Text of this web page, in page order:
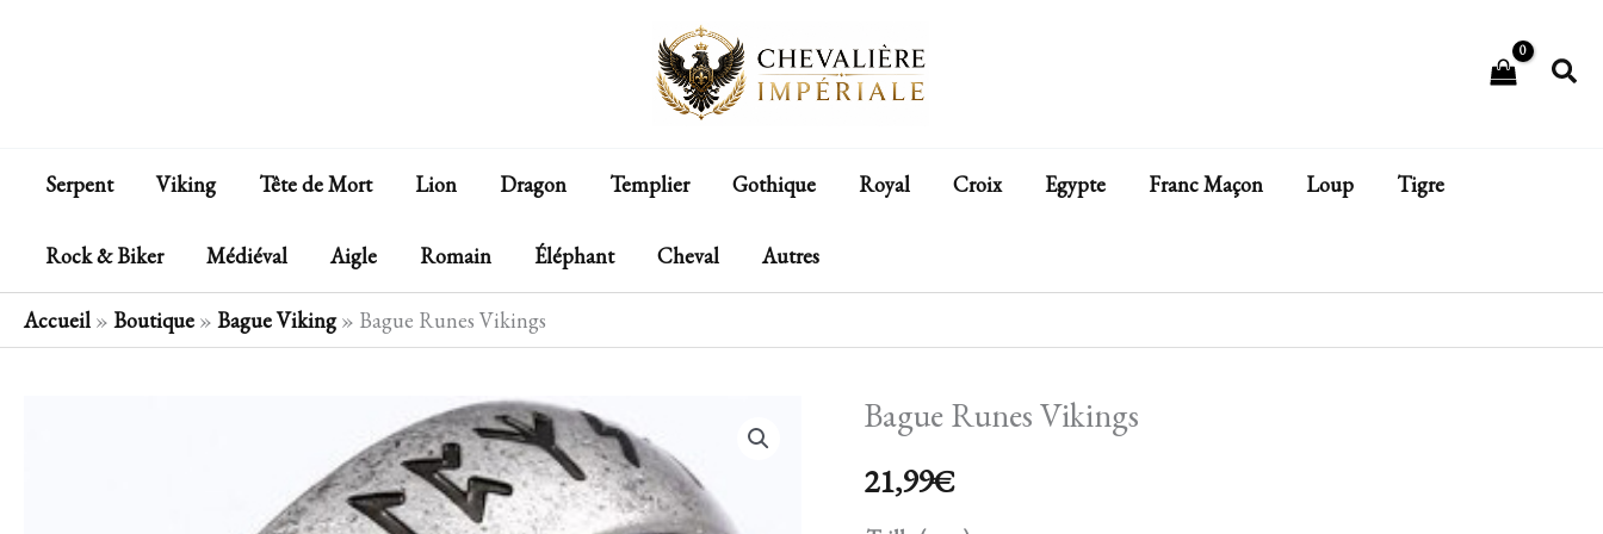
Serpent Viking Tête de Mort Lion Dragon Templier Gothique Royal Croix Egypte Franc Maçon Loup Tigre
Rock & Biker Médiéval Aigle Romain Éléphant Cheval Autres
Accueil » Boutique » Bague Viking» Bague Runes Vikings
Bague Runes Vikings
21,99€
quantité
Bague